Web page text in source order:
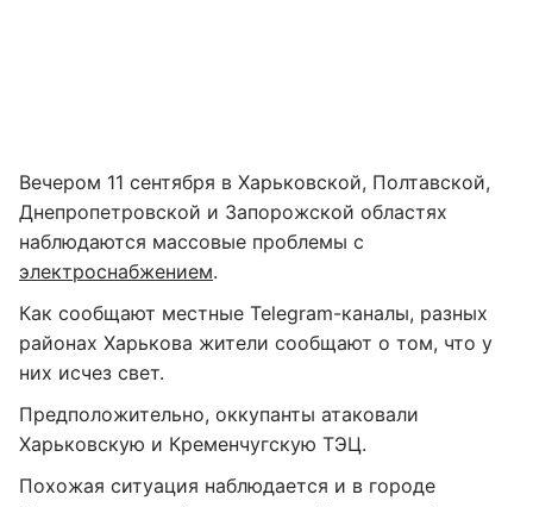
Вечером 11 сентября в Харьковской, Полтавской,
Днепропетровской и Запорожской областях
наблюдаются массовые проблемы с
электроснабжением.
Как сообщают местные Telegram-каналы, разных
районах Харькова жители сообщают о том, что у
них исчез свет.
Предположительно, оккупанты атаковали
Харьковскую и Кременчугскую ТЭЦ.
Похожая ситуация наблюдается и в городе